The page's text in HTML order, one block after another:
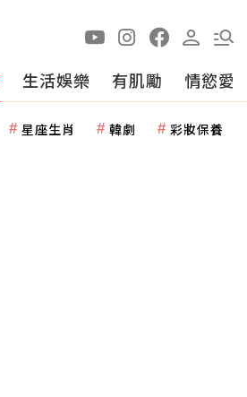
生活娛樂 有肌勵 情慾愛
星座生肖 韓劇 彩妝保養